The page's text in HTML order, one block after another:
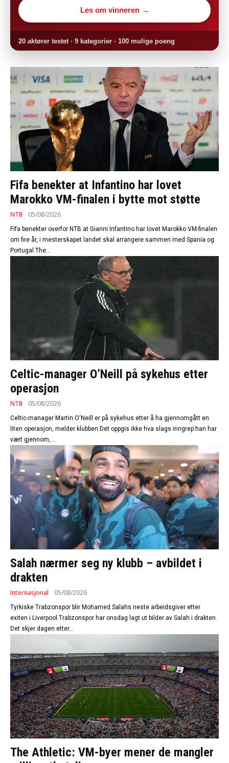
Les om vinneren →
20 aktører testet · 9 kategorier · 100 mulige poeng
Fifa benekter at Infantino har lovet
Marokko VM-finalen i bytte mot støtte
NTB 05/08/2026
Fifa benekter overfor NTB at Gianni Infantino har lovet Marokko VM-finalen
om fire år, i mesterskapet landet skal arrangere sammen med Spania og
Portugal.The...
Celtic-manager O’Neill på sykehus etter
operasjon
NTB 05/08/2026
Celtic-manager Martin O'Neill er på sykehus etter å ha gjennomgått en
liten operasjon, melder klubben.Det oppgis ikke hva slags inngrep han har
vært gjennom,...
Salah nærmer seg ny klubb – avbildet i
drakten
Internasjonal 05/08/2026
Tyrkiske Trabzonspor blir Mohamed Salahs neste arbeidsgiver etter
exiten i Liverpool.Trabzonspor har onsdag lagt ut bilder av Salah i drakten.
Det skjer dagen etter...
The Athletic: VM-byer mener de mangler